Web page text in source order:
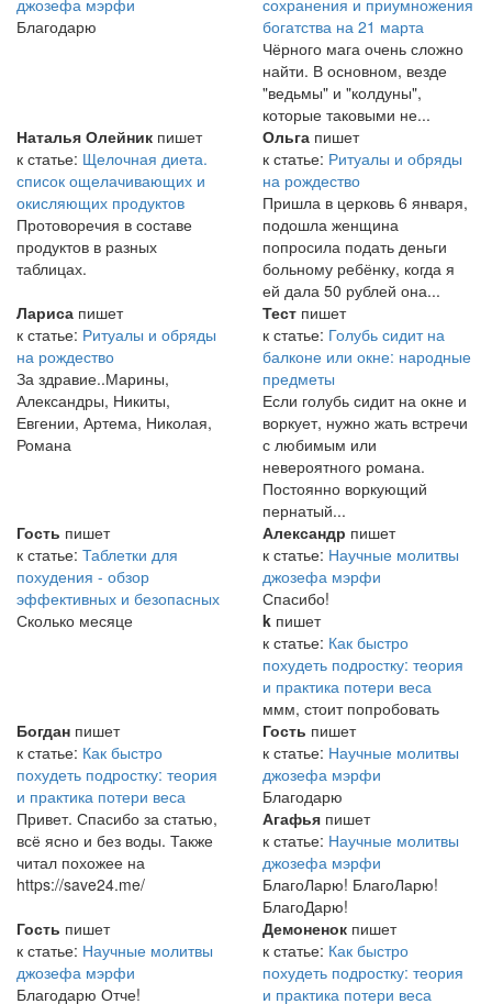
джозефа мэрфи
Благодарю
сохранения и приумножения
богатства на 21 марта
Чёрного мага очень сложно
найти. В основном, везде
"ведьмы" и "колдуны",
которые таковыми не...
Наталья Олейник пишет
к статье: Щелочная диета.
список ощелачивающих и
окисляющих продуктов
Протоворечия в составе
продуктов в разных
таблицах.
Ольга пишет
к статье: Ритуалы и обряды
на рождество
Пришла в церковь 6 января,
подошла женщина
попросила подать деньги
больному ребёнку, когда я
ей дала 50 рублей она...
Лариса пишет
к статье: Ритуалы и обряды
на рождество
За здравие..Марины,
Александры, Никиты,
Евгении, Артема, Николая,
Романа
Тест пишет
к статье: Голубь сидит на
балконе или окне: народные
предметы
Если голубь сидит на окне и
воркует, нужно жать встречи
с любимым или
невероятного романа.
Постоянно воркующий
пернатый...
Гость пишет
к статье: Таблетки для
похудения - обзор
эффективных и безопасных
Сколько месяце
Александр пишет
к статье: Научные молитвы
джозефа мэрфи
Спасибо!
k пишет
к статье: Как быстро
похудеть подростку: теория
и практика потери веса
ммм, стоит попробовать
Богдан пишет
к статье: Как быстро
похудеть подростку: теория
и практика потери веса
Привет. Спасибо за статью,
всё ясно и без воды. Также
читал похожее на
https://save24.me/
Гость пишет
к статье: Научные молитвы
джозефа мэрфи
Благодарю
Агафья пишет
к статье: Научные молитвы
джозефа мэрфи
БлагоЛарю! БлагоЛарю!
БлагоДарю!
Гость пишет
к статье: Научные молитвы
джозефа мэрфи
Благодарю Отче!
Демоненок пишет
к статье: Как быстро
похудеть подростку: теория
и практика потери веса